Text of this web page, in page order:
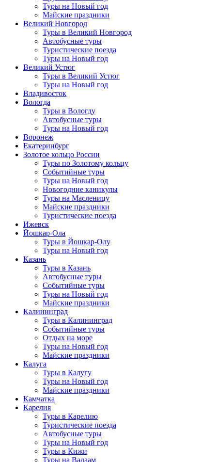
Туры на Новый год
Майские праздники
Великий Новгород
Туры в Великий Новгород
Автобусные туры
Туристические поезда
Туры на Новый год
Великий Устюг
Туры в Великий Устюг
Туры на Новый год
Владивосток
Вологда
Туры в Вологду
Автобусные туры
Туры на Новый год
Воронеж
Екатеринбург
Золотое кольцо России
Туры по Золотому кольцу
Событийные туры
Туры на Новый год
Новогодние каникулы
Туры на Масленицу
Майские праздники
Туристические поезда
Ижевск
Йошкар-Ола
Туры в Йошкар-Олу
Туры на Новый год
Казань
Туры в Казань
Автобусные туры
Событийные туры
Туры на Новый год
Майские праздники
Калининград
Туры в Калининград
Событийные туры
Отдых на море
Туры на Новый год
Майские праздники
Калуга
Туры в Калугу
Туры на Новый год
Майские праздники
Камчатка
Карелия
Туры в Карелию
Туристические поезда
Автобусные туры
Туры на Новый год
Туры в Кижи
Туры на Валаам